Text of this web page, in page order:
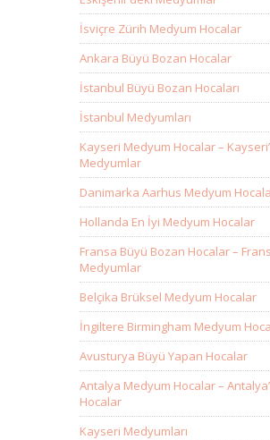
İsviçre Zürih Medyum Hocalar
Ankara Büyü Bozan Hocalar
İstanbul Büyü Bozan Hocaları
İstanbul Medyumları
Kayseri Medyum Hocalar –
Medyumlar
Danimarka Aarhus Medyum
Hollanda En İyi Medyum Hocalar
Fransa Büyü Bozan Hocalar –
Medyumlar
Belçika Brüksel Medyum Hocalar
İngiltere Birmingham Medyum
Avusturya Büyü Yapan Hocalar
Antalya Medyum Hocalar –
Hocalar
Kayseri Medyumları